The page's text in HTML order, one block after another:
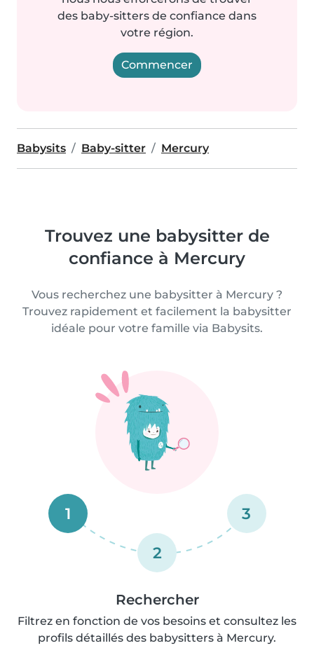
des baby-sitters de confiance dans
votre région.
Commencer
Babysits Baby-sitter Mercury
Trouvez une babysitter de
confiance à Mercury
Vous recherchez une babysitter à Mercury ?
Trouvez rapidement et facilement la babysitter
idéale pour votre famille via Babysits.
1
2
3
Rechercher
Filtrez en fonction de vos besoins et consultez les
profils détaillés des babysitters à Mercury.